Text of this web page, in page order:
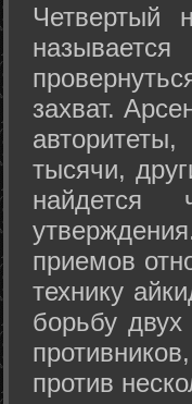
Четвертый
захват.
тысячи,
найдется
приемов
технику
борьбу
против